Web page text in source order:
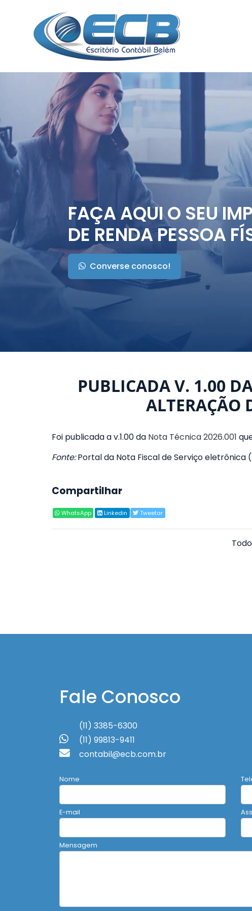
FAÇA AQUI O SEU
DE RENDA PESSOA
Converse conosco!
PUBLICADA V. 1.00
ALTERAÇÃO
Foi publicada a v.1.00 da Nota Técnica 2026.001
Fonte:Portal da Nota Fiscal de Serviço eletrônica (
Compartilhar
WhatsApp Linkedin Tweetar
Fale Conosco
(11) 3385-6300
(11) 99813-9411
contabil@ecb.com.br
Nome
E-mail
Mensagem